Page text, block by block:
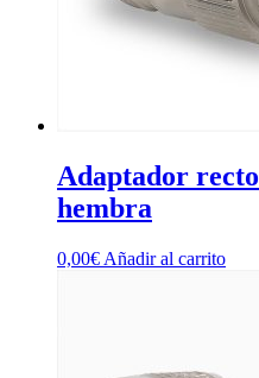
Adaptador
hembra
0,00€ Añadir al carrito